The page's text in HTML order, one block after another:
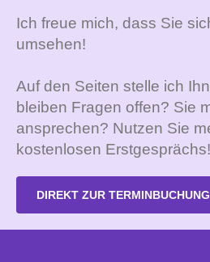
Ich freue mich, dass Sie
umsehen!
Auf den Seiten stelle ich
bleiben Fragen offen? Sie
ansprechen? Nutzen Sie
kostenlosen Erstgesprächs!
DIREKT ZUR TERMINBUCHUNG